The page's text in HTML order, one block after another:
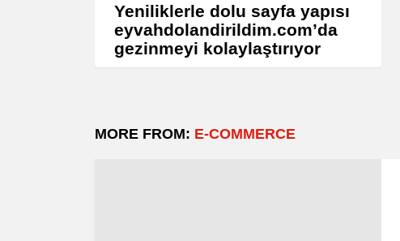
Yeniliklerle dolu sayfa yapısı
eyvahdolandirildim.com’da
gezinmeyi kolaylaştırıyor
MORE FROM: E-COMMERCE